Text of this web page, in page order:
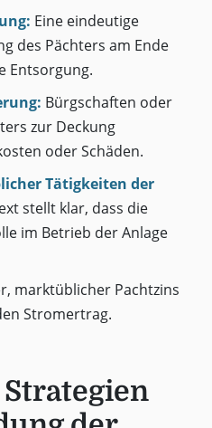
Eine eindeutige
des Pächters am Ende
Entsorgung.
Bürgschaften oder
zur Deckung
oder Schäden.
Tätigkeiten der
stellt klar, dass die
im Betrieb der Anlage
marktüblicher Pachtzins
Stromertrag.